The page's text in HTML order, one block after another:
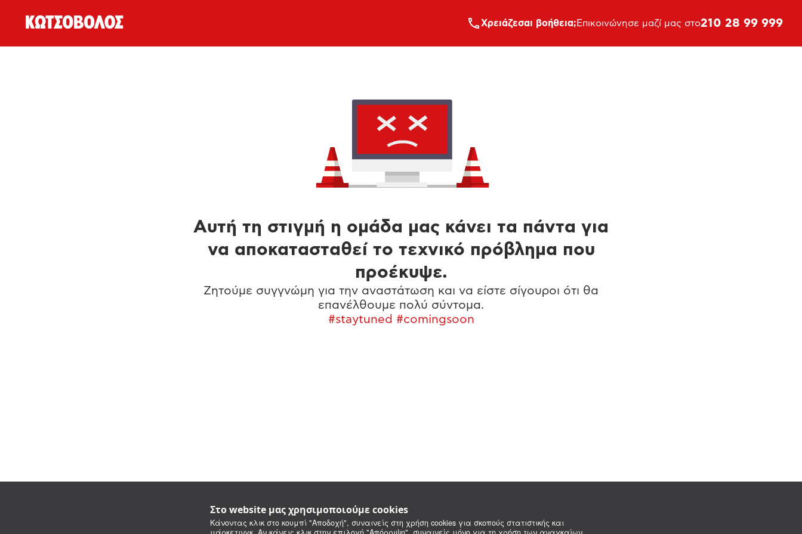
Στο website μας χρησιμοποιούμε cookies
Κάνοντας κλικ στο κουμπί "Αποδοχή", συναινείς στη χρήση cookies για σκοπούς στατιστικής και
Xρειάζεσαι βοήθεια; Επικοινώνησε μαζί μας στο210 28 99 999
Αυτή τη στιγμή η ομάδα μας κάνει τα πάντα για
να αποκατασταθεί το τεχνικό πρόβλημα που
προέκυψε.
Ζητούμε συγγνώμη για την αναστάτωση και να είστε σίγουροι ότι θα
επανέλθουμε πολύ σύντομα.
#staytuned #comingsoon